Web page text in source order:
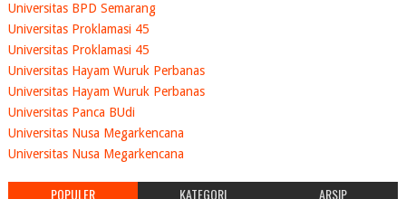
Universitas BPD Semarang
Universitas Proklamasi 45
Universitas Proklamasi 45
Universitas Hayam Wuruk Perbanas
Universitas Hayam Wuruk Perbanas
Universitas Panca BUdi
Universitas Nusa Megarkencana
Universitas Nusa Megarkencana
POPULER KATEGORI ARSIP